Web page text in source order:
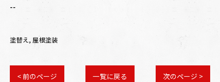
--
塗替え 屋根塗装
< 前のページ 一覧に戻る 次のページ >